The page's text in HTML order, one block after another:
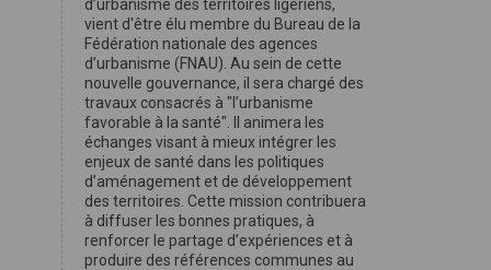
d’urbanisme des territoires ligériens,
vient d'être élu membre du Bureau de la
Fédération nationale des agences
d’urbanisme (FNAU). Au sein de cette
nouvelle gouvernance, il sera chargé des
travaux consacrés à "l’urbanisme
favorable à la santé". Il animera les
échanges visant à mieux intégrer les
enjeux de santé dans les politiques
d’aménagement et de développement
des territoires. Cette mission contribuera
à diffuser les bonnes pratiques, à
renforcer le partage d’expériences et à
produire des références communes au